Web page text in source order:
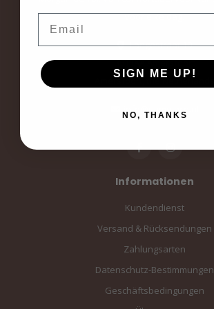
voor elke dag.
Langestraat 19
3811AA Amersfoort
Amersfoort, the Netherlands
info@sampiace.nl
Informationen
Kundendienst
Versand & Rücksendungen
Zahlungsarten
Datenschutz-Bestimmungen
Geschäftsbedingungen
SIGN ME UP!
NO, THANKS